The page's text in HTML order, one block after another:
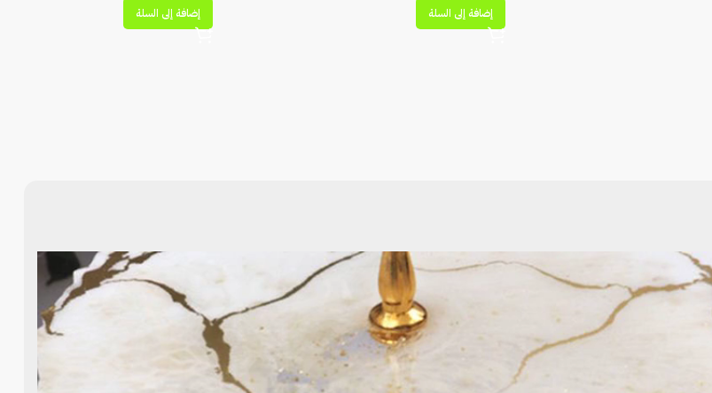
إضافة إلى السلة إضافة إلى السلة